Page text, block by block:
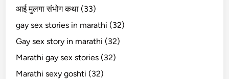
आई मुलगा संभोग कथा (33)
gay sex stories in marathi (32)
Gay sex story in marathi (32)
Marathi gay sex stories (32)
Marathi sexy goshti (32)